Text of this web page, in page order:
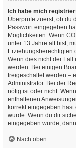
Ich habe mich
Überprüfe zuerst, ob du
Passwort eingegeben
Möglichkeiten. Wenn
unter 13 Jahre alt bist,
Erziehungsberechtigten
Wenn dies nicht der Fall
werden. Bei einigen
freigeschaltet werden –
Administrator. Bei der
nötig ist oder nicht.
enthaltenen
korrekt eingegeben
wurde. Wenn du dir
eingegeben wurde,
Nach oben